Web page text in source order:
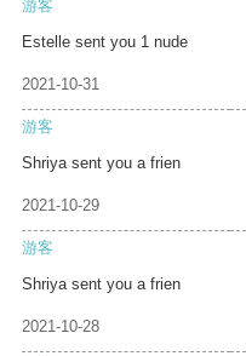
游客
Estelle sent you 1 nude
2021-10-31
游客
Shriya sent you a frien
2021-10-29
游客
Shriya sent you a frien
2021-10-28